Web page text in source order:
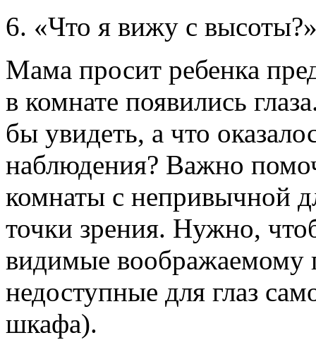
6. «Что я вижу с
Мама просит ребенка
в комнате появились
бы увидеть, а что
наблюдения? Важно
комнаты с непривычной
точки зрения. Нужно,
видимые воображаемому
недоступные для глаз
шкафа).